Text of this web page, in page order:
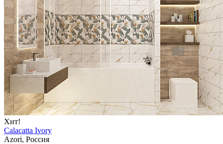
Хит!
Calacatta Ivory
Azori, Россия